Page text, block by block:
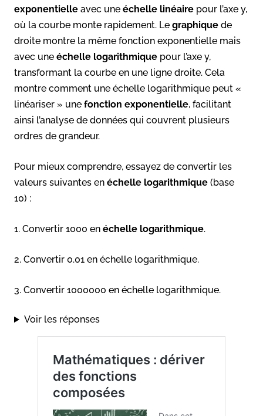
exponentielle avec une échelle linéaire pour l’axe y,
où la courbe monte rapidement. Le graphique de
droite montre la même fonction exponentielle mais
avec une échelle logarithmique pour l’axe y,
transformant la courbe en une ligne droite. Cela
montre comment une échelle logarithmique peut «
linéariser » une fonction exponentielle, facilitant
ainsi l’analyse de données qui couvrent plusieurs
ordres de grandeur.
Pour mieux comprendre, essayez de convertir les
valeurs suivantes en échelle logarithmique (base
10) :
1. Convertir 1000 en échelle logarithmique.
2. Convertir 0.01 en échelle logarithmique.
3. Convertir 1000000 en échelle logarithmique.
Voir les réponses